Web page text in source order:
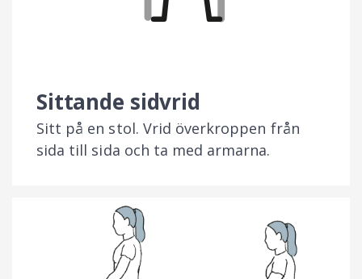
Sittande sidvrid
Sitt på en stol. Vrid överkroppen från
sida till sida och ta med armarna.